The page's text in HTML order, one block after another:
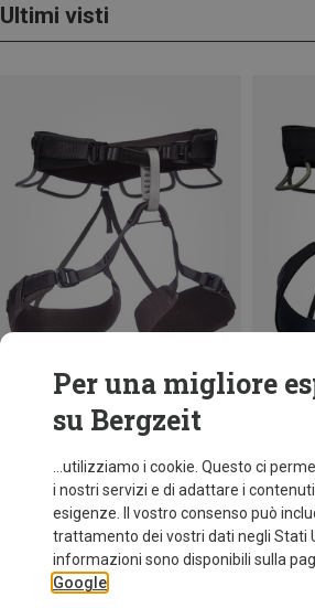
Ultimi visti
Risparmi 18%
Per una migliore
su Bergzeit
...utilizziamo i cookie. Questo ci
i nostri servizi e di adattare i
esigenze. Il vostro consenso può
trattamento dei vostri dati negli Stati
informazioni sono disponibili sulla
Google